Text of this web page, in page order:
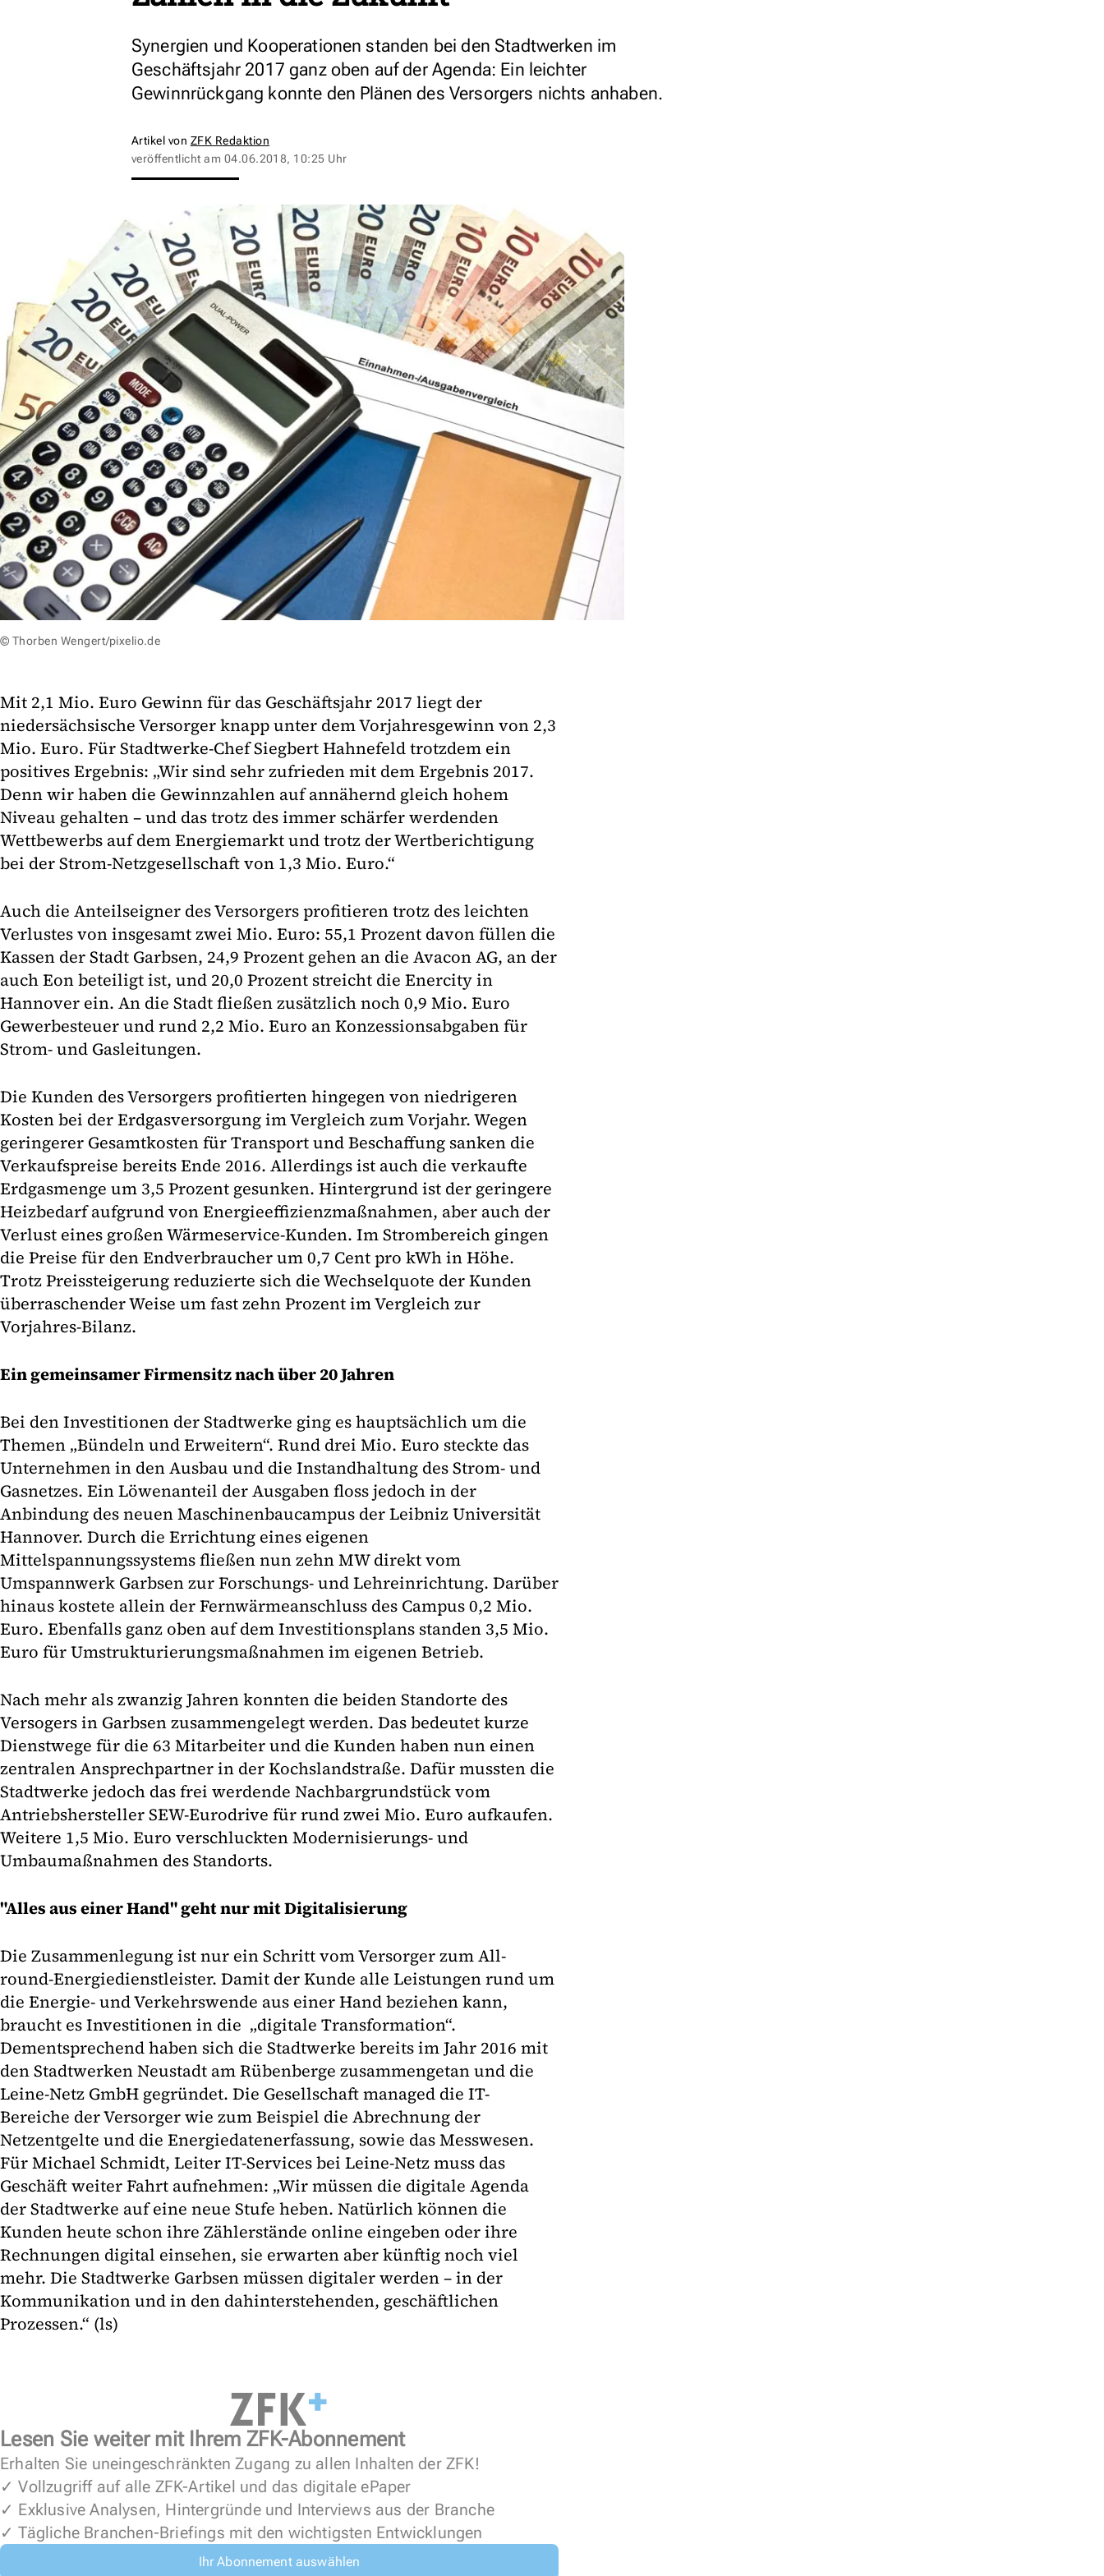
Synergien und Kooperationen standen bei den Stadtwerken im
Geschäftsjahr 2017 ganz oben auf der Agenda: Ein leichter
Gewinnrückgang konnte den Plänen des Versorgers nichts anhaben.
Artikel von ZFK Redaktion
veröffentlicht am 04.06.2018, 10:25 Uhr
© Thorben Wengert/pixelio.de
Mit 2,1 Mio. Euro Gewinn für das Geschäftsjahr 2017 liegt der
niedersächsische Versorger knapp unter dem Vorjahresgewinn von 2,3
Mio. Euro. Für Stadtwerke-Chef Siegbert Hahnefeld trotzdem ein
positives Ergebnis: „Wir sind sehr zufrieden mit dem Ergebnis 2017.
Denn wir haben die Gewinnzahlen auf annähernd gleich hohem
Niveau gehalten – und das trotz des immer schärfer werdenden
Wettbewerbs auf dem Energiemarkt und trotz der Wertberichtigung
bei der Strom-Netzgesellschaft von 1,3 Mio. Euro.“
Auch die Anteilseigner des Versorgers profitieren trotz des leichten
Verlustes von insgesamt zwei Mio. Euro: 55,1 Prozent davon füllen die
Kassen der Stadt Garbsen, 24,9 Prozent gehen an die Avacon AG, an der
auch Eon beteiligt ist, und 20,0 Prozent streicht die Enercity in
Hannover ein. An die Stadt fließen zusätzlich noch 0,9 Mio. Euro
Gewerbesteuer und rund 2,2 Mio. Euro an Konzessionsabgaben für
Strom- und Gasleitungen.
Die Kunden des Versorgers profitierten hingegen von niedrigeren
Kosten bei der Erdgasversorgung im Vergleich zum Vorjahr. Wegen
geringerer Gesamtkosten für Transport und Beschaffung sanken die
Verkaufspreise bereits Ende 2016. Allerdings ist auch die verkaufte
Erdgasmenge um 3,5 Prozent gesunken. Hintergrund ist der geringere
Heizbedarf aufgrund von Energieeffizienzmaßnahmen, aber auch der
Verlust eines großen Wärmeservice-Kunden. Im Strombereich gingen
die Preise für den Endverbraucher um 0,7 Cent pro kWh in Höhe.
Trotz Preissteigerung reduzierte sich die Wechselquote der Kunden
überraschender Weise um fast zehn Prozent im Vergleich zur
Vorjahres-Bilanz.
Ein gemeinsamer Firmensitz nach über 20 Jahren
Bei den Investitionen der Stadtwerke ging es hauptsächlich um die
Themen „Bündeln und Erweitern“. Rund drei Mio. Euro steckte das
Unternehmen in den Ausbau und die Instandhaltung des Strom- und
Gasnetzes. Ein Löwenanteil der Ausgaben floss jedoch in der
Anbindung des neuen Maschinenbaucampus der Leibniz Universität
Hannover. Durch die Errichtung eines eigenen
Mittelspannungssystems fließen nun zehn MW direkt vom
Umspannwerk Garbsen zur Forschungs- und Lehreinrichtung. Darüber
hinaus kostete allein der Fernwärmeanschluss des Campus 0,2 Mio.
Euro. Ebenfalls ganz oben auf dem Investitionsplans standen 3,5 Mio.
Euro für Umstrukturierungsmaßnahmen im eigenen Betrieb.
Nach mehr als zwanzig Jahren konnten die beiden Standorte des
Versogers in Garbsen zusammengelegt werden. Das bedeutet kurze
Dienstwege für die 63 Mitarbeiter und die Kunden haben nun einen
zentralen Ansprechpartner in der Kochslandstraße. Dafür mussten die
Stadtwerke jedoch das frei werdende Nachbargrundstück vom
Antriebshersteller SEW-Eurodrive für rund zwei Mio. Euro aufkaufen.
Weitere 1,5 Mio. Euro verschluckten Modernisierungs- und
Umbaumaßnahmen des Standorts.
"Alles aus einer Hand" geht nur mit Digitalisierung
Die Zusammenlegung ist nur ein Schritt vom Versorger zum All-
round-Energiedienstleister. Damit der Kunde alle Leistungen rund um
die Energie- und Verkehrswende aus einer Hand beziehen kann,
braucht es Investitionen in die „digitale Transformation“.
Dementsprechend haben sich die Stadtwerke bereits im Jahr 2016 mit
den Stadtwerken Neustadt am Rübenberge zusammengetan und die
Leine-Netz GmbH gegründet. Die Gesellschaft managed die IT-
Bereiche der Versorger wie zum Beispiel die Abrechnung der
Netzentgelte und die Energiedatenerfassung, sowie das Messwesen.
Für Michael Schmidt, Leiter IT-Services bei Leine-Netz muss das
Geschäft weiter Fahrt aufnehmen: „Wir müssen die digitale Agenda
der Stadtwerke auf eine neue Stufe heben. Natürlich können die
Kunden heute schon ihre Zähler­stände online eingeben oder ihre
Rechnungen digital einsehen, sie erwarten aber künftig noch viel
mehr. Die Stadtwerke Garbsen müssen digitaler werden – in der
Kommunikation und in den dahinterstehenden, geschäftlichen
Prozessen.“ (ls)
Lesen Sie weiter mit Ihrem ZFK-Abonnement
Erhalten Sie uneingeschränkten Zugang zu allen Inhalten der ZFK!
✓ Vollzugriff auf alle ZFK-Artikel und das digitale ePaper
✓ Exklusive Analysen, Hintergründe und Interviews aus der Branche
✓ Tägliche Branchen-Briefings mit den wichtigsten Entwicklungen
Ihr Abonnement auswählen